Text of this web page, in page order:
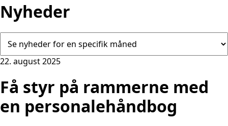
Nyheder
22. august 2025
Få styr på rammerne med
en personalehåndbog